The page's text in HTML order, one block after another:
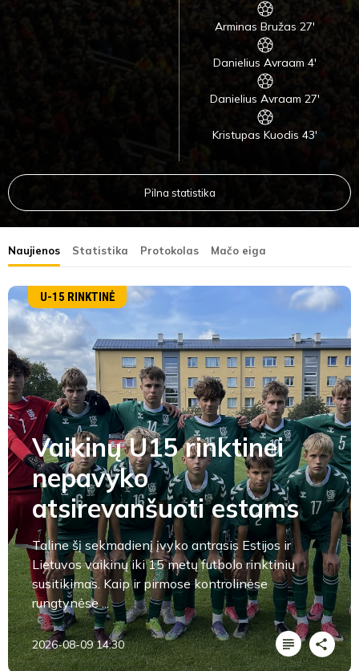
Arminas Bružas 27'
Danielius Avraam 4'
Danielius Avraam 27'
Kristupas Kuodis 43'
Pilna statistika
Naujienos Statistika Protokolas Mačo eiga
U-15 RINKTINĖ
Vaikinų U15 rinktinei
nepavyko
atsirevanšuoti estams
Taline šį sekmadienį įvyko antrasis Estijos ir
Lietuvos vaikinų iki 15 metų futbolo rinktinių
susitikimas. Kaip ir pirmose kontrolinėse
rungtynėse ...
2026-08-09 14:30